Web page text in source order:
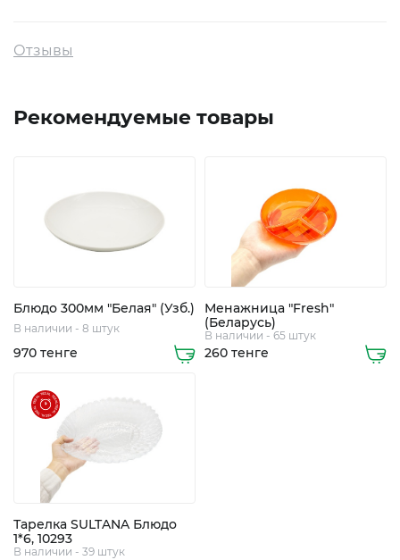
+7
705
248
8
747
363
0112
Отзывы
Рекомендуемые товары
Блюдо 300мм "Белая" (Узб.)
В наличии - 8 штук
970 тенге
Менажница "Fresh"
(Беларусь)
В наличии - 65 штук
260 тенге
Тарелка SULTANA Блюдо
1*6, 10293
В наличии - 39 штук